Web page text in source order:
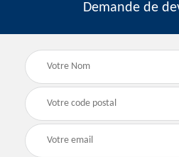
Demande de